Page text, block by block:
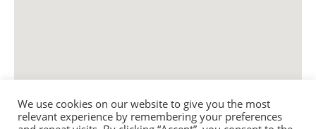
We use cookies on our website to give you the most
relevant experience by remembering your preferences